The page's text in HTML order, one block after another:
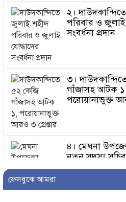
২।
পরিবার ও জুলাই
সংবর্ধনা প্রদান
৩।
গাঁজাসহ আটক
পরোয়ানাভুক্ত
৪। মেঘনা
নতুন সদস্য
সালাউদ্দিন
ফেসবুকে আমরা